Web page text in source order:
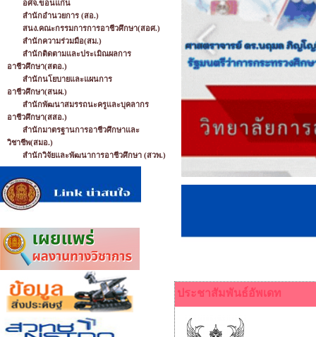
อศจ.ขอนแก่น
สำนักอำนวยการ (สอ.)
สนง.คณะกรรมการการอาชีวศึกษา(สอศ.)
สำนักความร่วมมือ(สม.)
สำนักติดตามและประเมิณผลการ
อาชีวศึกษา(สตอ.)
สำนักนโยบายและแผนการ
อาชีวศึกษา(สนผ.)
สำนักพัฒนาสมรรถนะครูและบุคลากร
อาชีวศึกษา(สสอ.)
สำนักมาตรฐานการอาชีวศึกษาและ
วิชาชีพ(สมอ.)
สำนักวิจัยและพัฒนาการอาชีวศึกษา (สวพ.)
ประชาสัมพันธ์อัพเดท